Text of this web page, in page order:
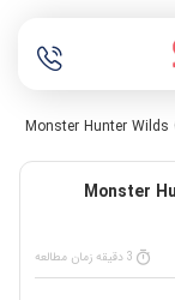
Monster Hunter
Monster
3 دقیقه زمان مطالعه